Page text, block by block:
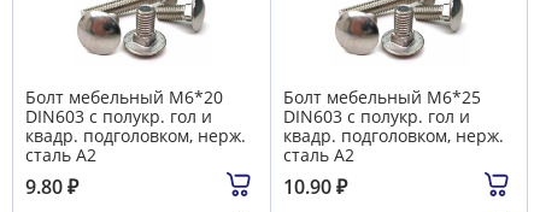
Болт мебельный М6*20
DIN603 с полукр. гол и
квадр. подголовком, нерж.
сталь А2
9.80₽
Болт мебельный М6*25
DIN603 с полукр. гол и
квадр. подголовком, нерж.
сталь А2
10.90₽